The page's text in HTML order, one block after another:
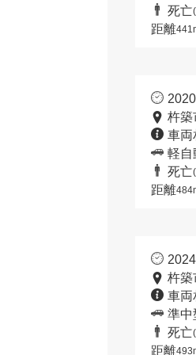
死亡
距離
杵築
車両
軽自
死亡
距離
杵築
車両
準中
死亡
距離